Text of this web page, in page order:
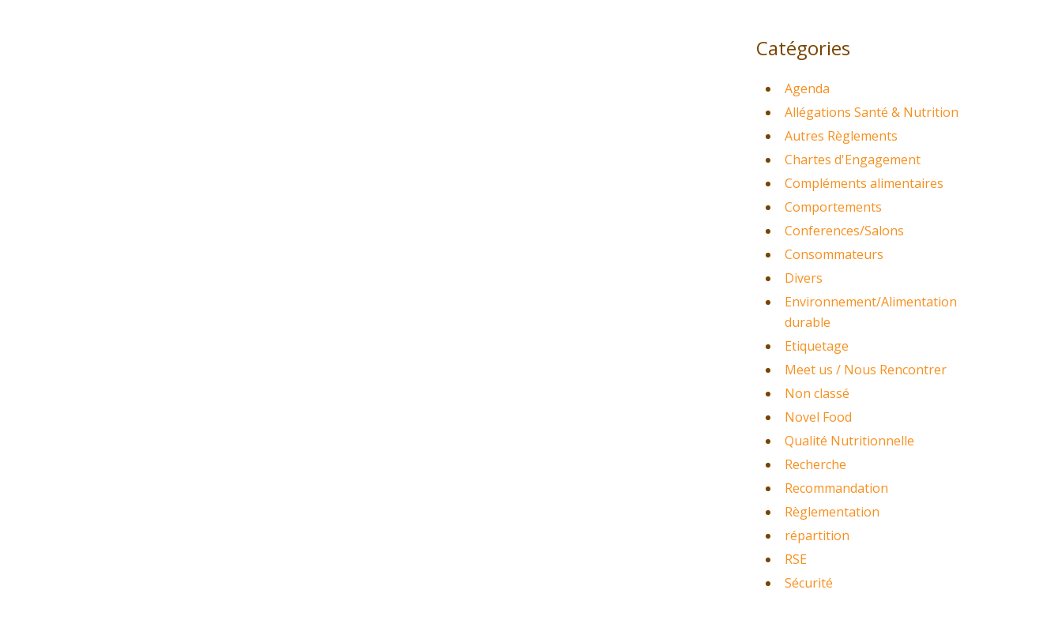
Catégories
Agenda
Allégations Santé & Nutrition
Autres Règlements
Chartes d'Engagement
Compléments alimentaires
Comportements
Conferences/Salons
Consommateurs
Divers
Environnement/Alimentation
durable
Etiquetage
Meet us / Nous Rencontrer
Non classé
Novel Food
Qualité Nutritionnelle
Recherche
Recommandation
Règlementation
répartition
RSE
Sécurité